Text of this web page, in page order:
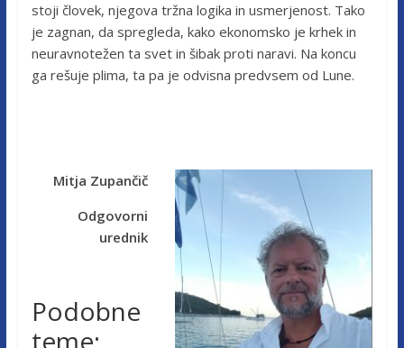
stoji človek, njegova tržna logika in usmerjenost. Tako
je zagnan, da spregleda, kako ekonomsko je krhek in
neuravnotežen ta svet in šibak proti naravi. Na koncu
ga rešuje plima, ta pa je odvisna predvsem od Lune.
Mitja Zupančič
Odgovorni
urednik
Podobne
teme: